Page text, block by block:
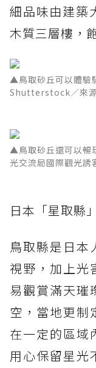
細品味由建築
木質三層樓，
▲鳥取砂丘可以體驗
Shutterstock／來
▲鳥取砂丘還可以暢
光交流局國際觀光誘
日本「星取縣
鳥取縣是日本
視野，加上光
易觀賞滿天璀
空，當地更制
在一定的區域
用心保留星光